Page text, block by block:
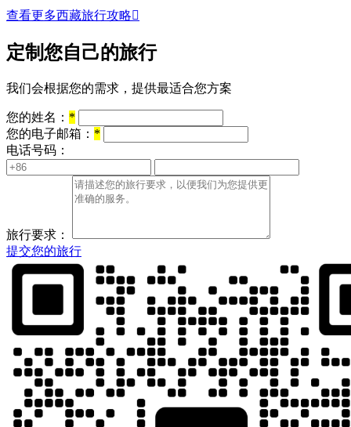
查看更多西藏旅行攻略
定制您自己的旅行
我们会根据您的需求，提供最适合您方案
您的姓名： *
您的电子邮箱： *
电话号码：
旅行要求：
提交您的旅行